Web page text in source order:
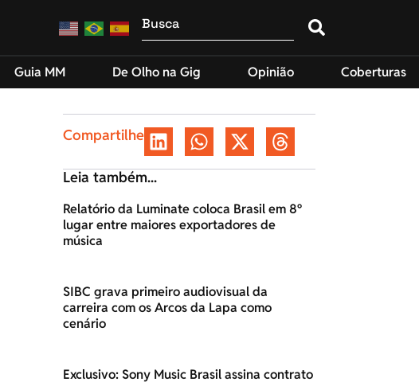
Guia MM De Olho na Gig Opinião Coberturas
Compartilhe
Leia também...
Relatório da Luminate coloca Brasil em 8º
lugar entre maiores exportadores de
música
SIBC grava primeiro audiovisual da
carreira com os Arcos da Lapa como
cenário
Exclusivo: Sony Music Brasil assina contrato